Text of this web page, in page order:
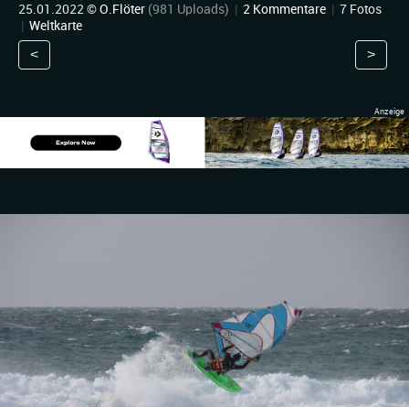
25.01.2022 ©O.Flöter (981 Uploads) | 2 Kommentare | 7 Fotos
| Weltkarte
< >